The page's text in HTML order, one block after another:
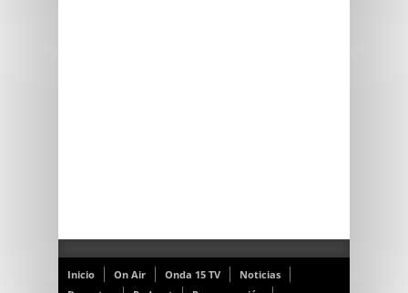
Inicio On Air Onda 15 TV
Noticias